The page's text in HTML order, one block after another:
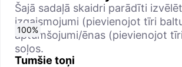
Šajā sadaļā skaidri parādīti
izgaismojumi (pievienojot tīri
aptumšojumi/ēnas (pievienojot
soļos.
Tumšie toņi
0%
10%
20%
30%
40%
50%
60%
70%
80%
90%
100%